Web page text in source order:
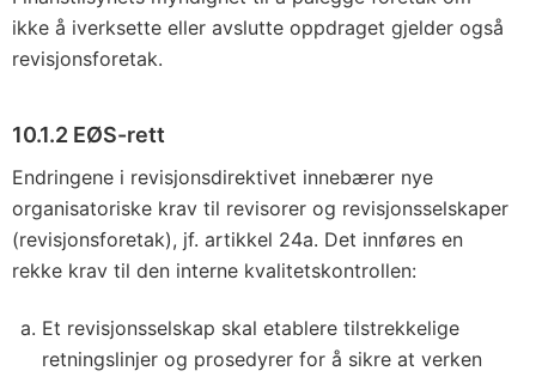
e
l
E
Ø
S
-
v
ikke å iverksette eller avslutte oppdraget gjelder også
revisjonsforetak.
10.1.2 EØS-rett
Endringene i revisjonsdirektivet innebærer nye
organisatoriske krav til revisorer og revisjonsselskaper
(revisjonsforetak), jf. artikkel 24a. Det innføres en
rekke krav til den interne kvalitetskontrollen:
Et revisjonsselskap skal etablere tilstrekkelige
retningslinjer og prosedyrer for å sikre at verken